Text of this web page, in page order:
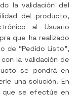
la validación del
del producto,
al Usuario
que ha realizado
de “Pedido Listo”,
la validación de
se pondrá en
una solución. En
que se efectúe en